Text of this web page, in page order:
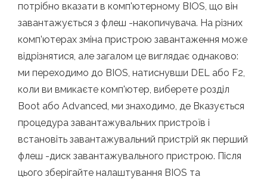
потрібно вказати в комп'ютерному BIOS, що він
завантажується з флеш -накопичувача. На різних
комп’ютерах зміна пристрою завантаження може
відрізнятися, але загалом це виглядає однаково:
ми переходимо до BIOS, натиснувши DEL або F2,
коли ви вмикаєте комп'ютер, виберете розділ
Boot або Advanced, ми знаходимо, де Вказується
процедура завантажувальних пристроїв і
встановіть завантажувальний пристрій як перший
флеш -диск завантажувального пристрою. Після
цього зберігайте налаштування BIOS та